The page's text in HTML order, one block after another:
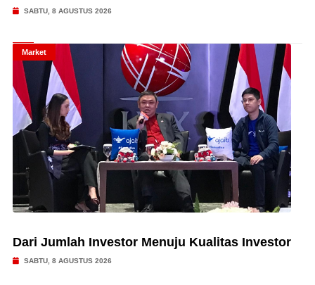
SABTU, 8 AGUSTUS 2026
Market
Dari Jumlah Investor Menuju Kualitas Investor
SABTU, 8 AGUSTUS 2026